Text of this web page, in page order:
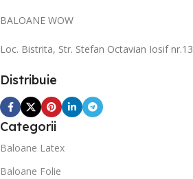
BALOANE WOW
Loc. Bistrita, Str. Stefan Octavian Iosif nr.13
Distribuie
Categorii
Baloane Latex
Baloane Folie